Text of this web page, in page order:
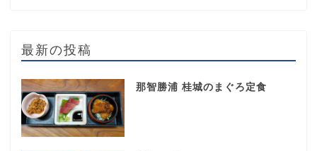
最新の投稿
那智勝浦 桂城のまぐろ定食